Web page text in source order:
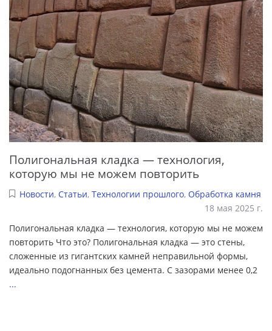
Полигональная кладка — технология,
которую мы не можем повторить
Новости, Статьи, Технологии прошлого, Обработка камня
18 мая 2025 г.
Полигональная кладка — технология, которую мы не можем
повторить Что это? Полигональная кладка — это стены,
сложенные из гигантских камней неправильной формы,
идеально подогнанных без цемента. С зазорами менее 0,2
...